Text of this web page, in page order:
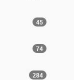
45
74
284